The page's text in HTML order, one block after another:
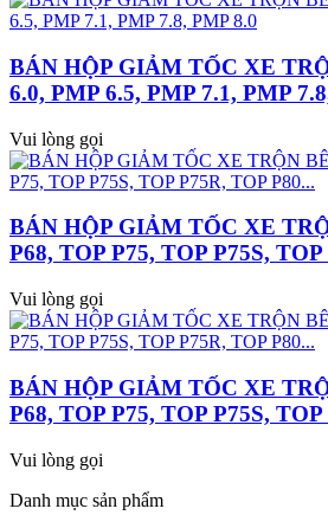
BÁN HỘP GIẢM TỐC XE
6.0, PMP 6.5, PMP 7.1, PMP
Vui lòng gọi
BÁN HỘP GIẢM TỐC XE
P68, TOP P75, TOP P75S,
Vui lòng gọi
BÁN HỘP GIẢM TỐC XE
P68, TOP P75, TOP P75S,
Vui lòng gọi
Danh mục sản phẩm